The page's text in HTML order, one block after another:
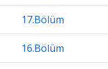
17.Bölüm
16.Bölüm